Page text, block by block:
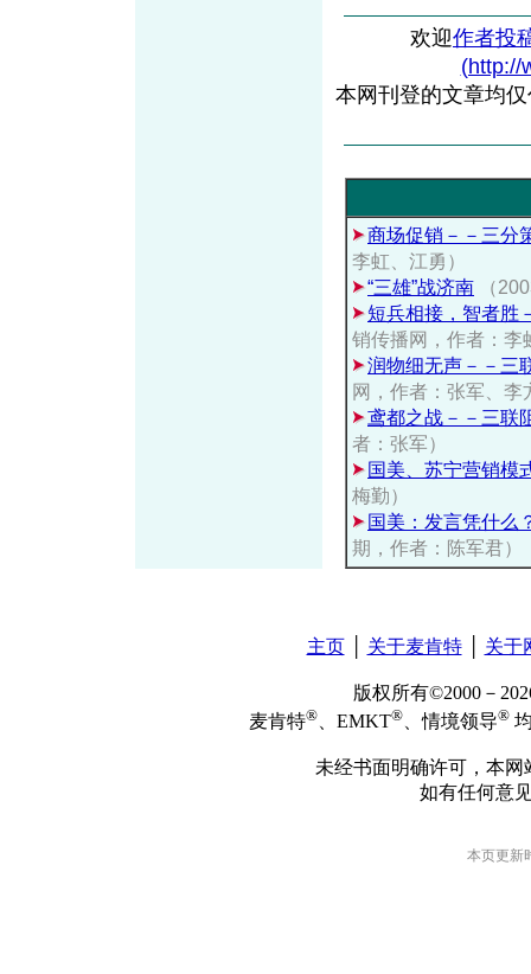
欢迎作者投
(http://
本网刊登的文章均
商场促销－－三分
李虹、江勇）
“三雄”战济南
（
短兵相接，智者胜
销传播网，作者：李
润物细无声－－三
网，作者：张军、李
鸢都之战－－三联
者：张军）
国美、苏宁营销模
梅勤）
国美：发言凭什么
期，作者：陈军君）
主页│ 关于麦肯特│ 关于
版权所有©2000－
麦肯特® 、EMKT® 、情境领导®
未经书面明确许可，本
如有任何意
本页更新